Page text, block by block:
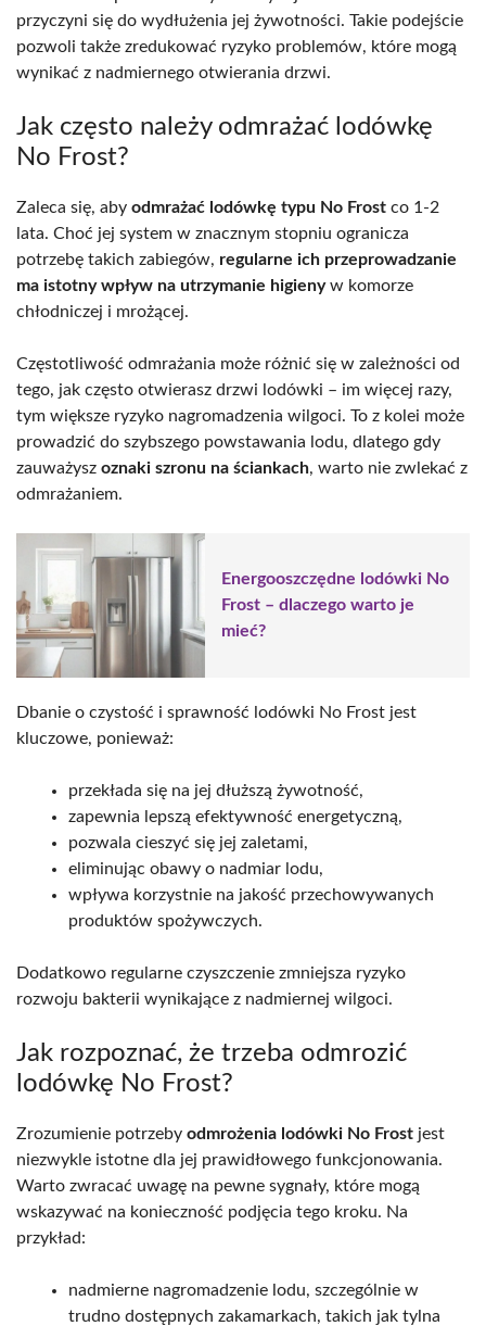
przyczyni się do wydłużenia jej żywotności. Takie podejście
pozwoli także zredukować ryzyko problemów, które mogą
wynikać z nadmiernego otwierania drzwi.
Jak często należy odmrażać lodówkę
No Frost?
Zaleca się, aby odmrażać lodówkę typu No Frost co 1-2
lata. Choć jej system w znacznym stopniu ogranicza
potrzebę takich zabiegów, regularne ich przeprowadzanie
ma istotny wpływ na utrzymanie higienyw komorze
chłodniczej i mrożącej.
Częstotliwość odmrażania może różnić się w zależności od
tego, jak często otwierasz drzwi lodówki – im więcej razy,
tym większe ryzyko nagromadzenia wilgoci. To z kolei może
prowadzić do szybszego powstawania lodu, dlatego gdy
zauważysz oznaki szronu na ściankach, warto nie zwlekać z
odmrażaniem.
Energooszczędne lodówki No
Frost – dlaczego warto je
mieć?
Dbanie o czystość i sprawność lodówki No Frost jest
kluczowe, ponieważ:
przekłada się na jej dłuższą żywotność,
zapewnia lepszą efektywność energetyczną,
pozwala cieszyć się jej zaletami,
eliminując obawy o nadmiar lodu,
wpływa korzystnie na jakość przechowywanych
produktów spożywczych.
Dodatkowo regularne czyszczenie zmniejsza ryzyko
rozwoju bakterii wynikające z nadmiernej wilgoci.
Jak rozpoznać, że trzeba odmrozić
lodówkę No Frost?
Zrozumienie potrzeby odmrożenia lodówki No Frost jest
niezwykle istotne dla jej prawidłowego funkcjonowania.
Warto zwracać uwagę na pewne sygnały, które mogą
wskazywać na konieczność podjęcia tego kroku. Na
przykład:
nadmierne nagromadzenie lodu, szczególnie w
trudno dostępnych zakamarkach, takich jak tylna